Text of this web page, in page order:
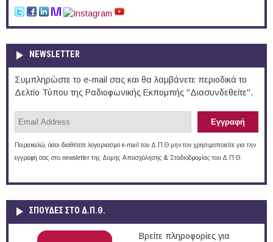
NEWSLETTER
Συμπληρώστε το e-mail σας και θα λαμβάνετε περιοδικά το
Δελτίο Τύπου της Ραδιοφωνικής Εκπομπής "Διασυνδεθείτε".
Παρακαλώ, όσοι διαθέτετε λογαριασμό e-mail του Δ.Π.Θ μην τον χρησιμοποιείτε για την
εγγραφή σας στο newsletter της Δομής Απασχόλησης & Σταδιοδρομίας του Δ.Π.Θ.
ΣΠΟΥΔΈΣ ΣΤΟ Δ.Π.Θ.
Βρείτε πληροφορίες για